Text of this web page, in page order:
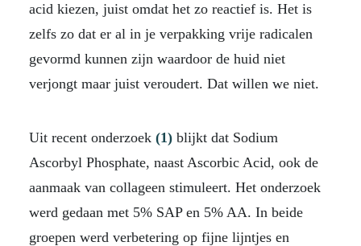
acid kiezen, juist omdat het zo reactief is. Het is
zelfs zo dat er al in je verpakking vrije radicalen
gevormd kunnen zijn waardoor de huid niet
verjongt maar juist veroudert. Dat willen we niet.
Uit recent onderzoek (1) blijkt dat Sodium
Ascorbyl Phosphate, naast Ascorbic Acid, ook de
aanmaak van collageen stimuleert. Het onderzoek
werd gedaan met 5% SAP en 5% AA. In beide
groepen werd verbetering op fijne lijntjes en